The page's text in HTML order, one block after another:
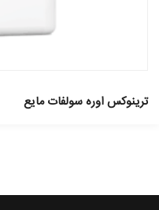
ترینوکس اوره سولفات مایع